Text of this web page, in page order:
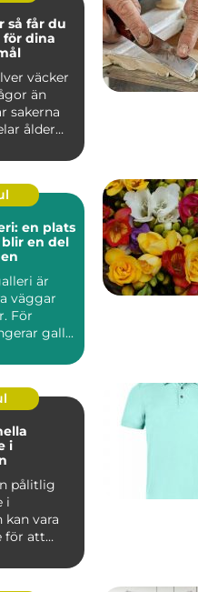
för dina
väcker
än
sakerna
ålder
en plats
en del
är
väggar
För
gall...
i
pålitlig
i
kan vara
för att
VVS-s...